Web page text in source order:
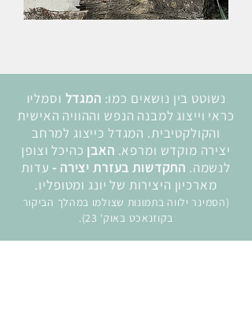
נשוטט בין נושאים כמו: המגדל וסמליו
כראי וייצוג למבנה הנפש וההוויה האישית
והקולקטיבית. המגדל כייצוג למרחב
יצירה מוקדש ומרפא. האבן כהיכל וצופן
לנשמה. התקדשות בעזרת יצירה - עדות
מארכיון היצירות של יונג ומטופליו.
(הסמינר ילווה בתמונות שצולמו במהלך הביקור
בקוזנאכט באוק' 23).